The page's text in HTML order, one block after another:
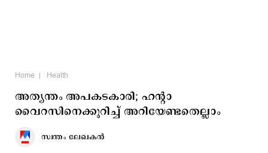
Home Health
അത്യന്തം അപകടകാരി; ഹന്‍റാ
വൈറസിനെക്കുറിച്ച് അറിയേണ്ടതെല്ലാം
സ്വന്തം ലേഖകൻ